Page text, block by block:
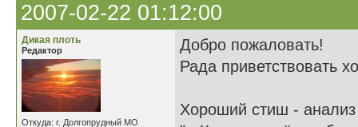
2007-02-22 01:12:00
Дикая плоть
Редактор
Откуда: г. Долгопрудный МО
Добро пожаловать!
Рада приветствовать
Хороший стиш -